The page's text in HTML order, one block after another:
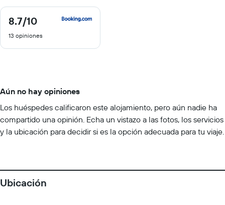
8.7/10
8.7
10
13 opiniones
Aún no hay opiniones
Los huéspedes calificaron este alojamiento, pero aún nadie ha
compartido una opinión. Echa un vistazo a las fotos, los servicios
y la ubicación para decidir si es la opción adecuada para tu viaje.
Ubicación